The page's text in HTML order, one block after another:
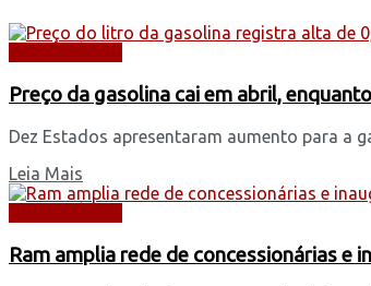
Preço da gasolina cai em abril,
Dez Estados apresentaram aumento para a
Leia Mais
Ram amplia rede de concessionárias e